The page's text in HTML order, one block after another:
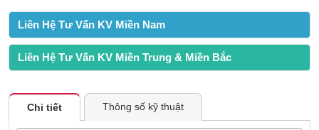
Liên Hệ Tư Vấn KV Miền Nam
Liên Hệ Tư Vấn KV Miền Trung & Miền Bắc
Chi tiết Thông số kỹ thuật